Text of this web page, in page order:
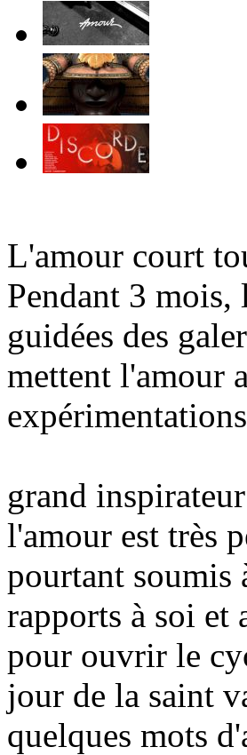
L'amour court
Pendant 3 mois,
guidées des
mettent l'amour
grand
l'amour est très
pourtant soumis
rapports à soi et
pour ouvrir le
jour de la saint
quelques mots